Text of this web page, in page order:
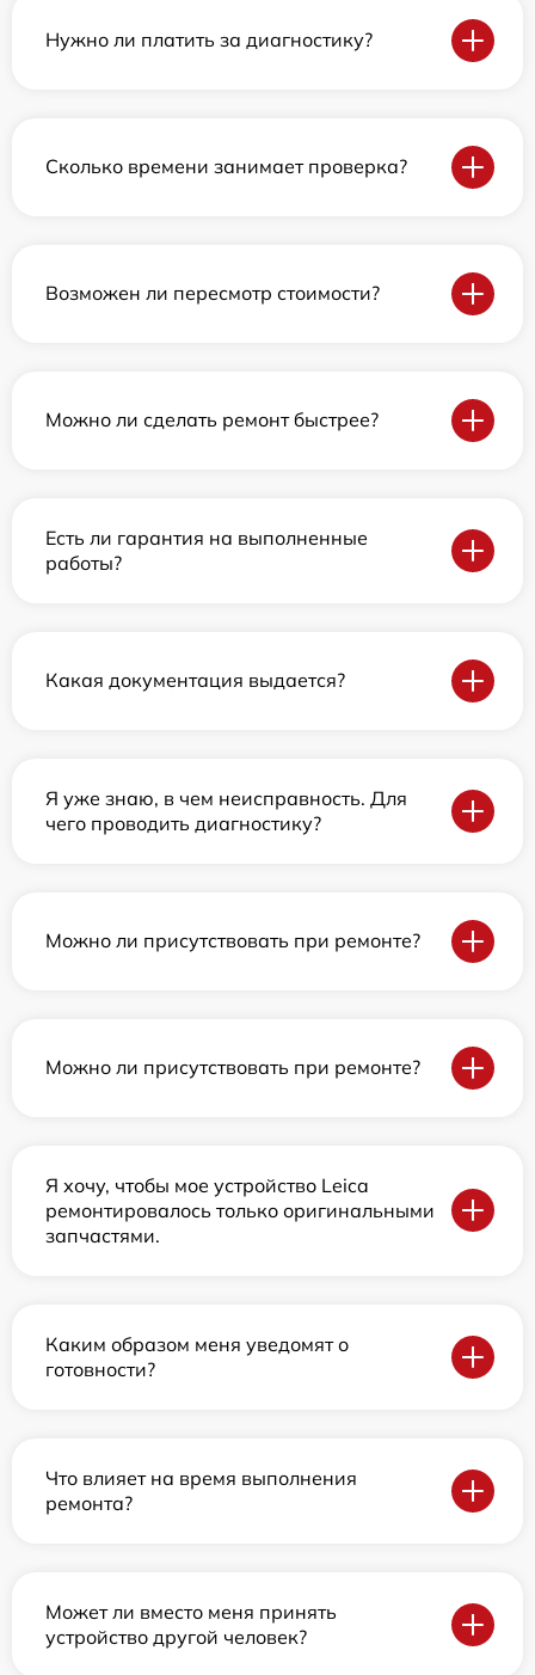
Нужно ли платить за диагностику?
Сколько времени занимает проверка?
Возможен ли пересмотр стоимости?
Можно ли сделать ремонт быстрее?
Есть ли гарантия на выполненные
работы?
Какая документация выдается?
Я уже знаю, в чем неисправность. Для
чего проводить диагностику?
Можно ли присутствовать при ремонте?
Можно ли присутствовать при ремонте?
Я хочу, чтобы мое устройство Leica
ремонтировалось только оригинальными
запчастями.
Каким образом меня уведомят о
готовности?
Что влияет на время выполнения
ремонта?
Может ли вместо меня принять
устройство другой человек?